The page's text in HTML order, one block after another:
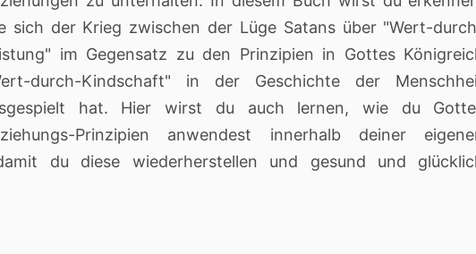
sich der Krieg zwischen der Lüge Satans über "Wert-
im Gegensatz zu den Prinzipien in Gottes
durch-Kindschaft" in der Geschichte der
hat. Hier wirst du auch lernen, wie du
Prinzipien anwendest innerhalb deiner
du diese wiederherstellen und gesund und